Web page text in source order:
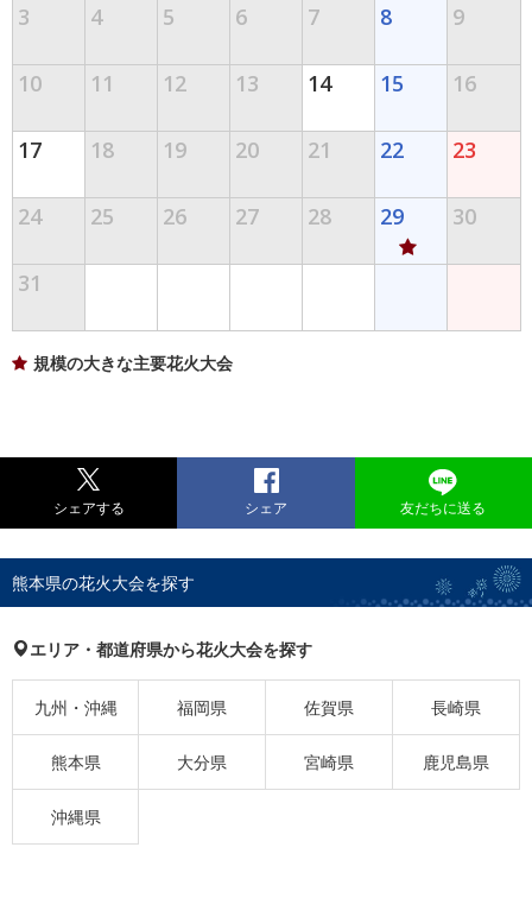
3 4 5 6 7 8 9
10 11 12 13 14 15 16
17 18 19 20 21 22 23
24 25 26 27 28 29 30
31
規模の大きな主要花火大会
シェアする シェア 友だちに送る
熊本県の花火大会を探す
エリア・都道府県から花火大会を探す
九州・沖縄 福岡県 佐賀県 長崎県
熊本県 大分県 宮崎県 鹿児島県
沖縄県